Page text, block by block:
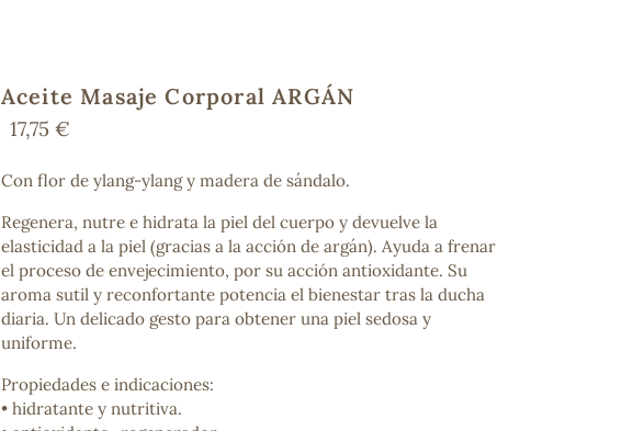
Aceite Masaje Corporal ARGÁN
17,75 €
Con flor de ylang-ylang y madera de sándalo.
Regenera, nutre e hidrata la piel del cuerpo y devuelve la
elasticidad a la piel (gracias a la acción de argán). Ayuda a frenar
el proceso de envejecimiento, por su acción antioxidante. Su
aroma sutil y reconfortante potencia el bienestar tras la ducha
diaria. Un delicado gesto para obtener una piel sedosa y
uniforme.
Propiedades e indicaciones:
• hidratante y nutritiva.